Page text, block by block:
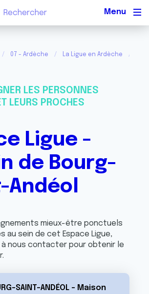
07 - Ardèche La Ligue en Ardèche
LES PERSONNES
LEURS PROCHES
Ligue -
de Bourg-
Andéol
mieux-être ponctuels
au sein de cet Espace Ligue,
nous contacter pour obtenir le
SAINT-ANDÉOL - Maison